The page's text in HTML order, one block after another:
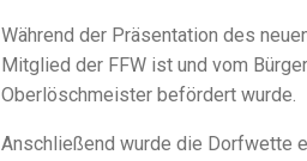
Während der Präsentation des
Mitglied der FFW ist und vom
Oberlöschmeister befördert wurde.
Anschließend wurde die Dorfwette